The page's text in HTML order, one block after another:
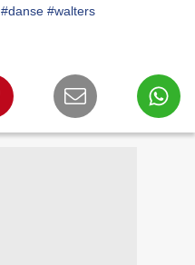
#danse #walters